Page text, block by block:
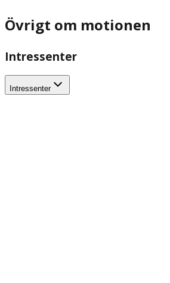
Övrigt om motionen
Intressenter
Intressenter